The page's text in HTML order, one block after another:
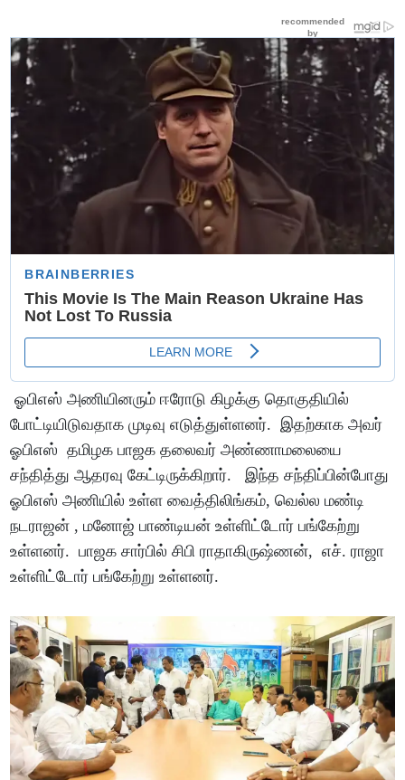
ஓபிஎஸ் அணியினரும் ஈரோடு கிழக்கு தொகுதியில்
போட்டியிடுவதாக முடிவு எடுத்துள்ளனர். இதற்காக அவர்
ஓபிஎஸ் தமிழக பாஜக தலைவர் அண்ணாமலையை
சந்தித்து ஆதரவு கேட்டிருக்கிறார். இந்த சந்திப்பின்போது
ஓபிஎஸ் அணியில் உள்ள வைத்திலிங்கம், வெல்ல மண்டி
நடராஜன் , மனோஜ் பாண்டியன் உள்ளிட்டோர் பங்கேற்று
உள்ளனர். பாஜக சார்பில் சிபி ராதாகிருஷ்ணன், எச். ராஜா
உள்ளிட்டோர் பங்கேற்று உள்ளனர்.